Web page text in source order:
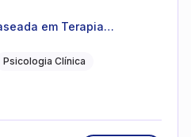
em Terapia
Psicologia Clínica